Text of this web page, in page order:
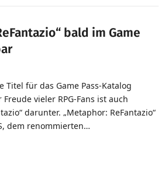
bald im Game
Titel für das Game Pass-Katalog
vieler RPG-Fans ist auch
darunter. „Metaphor: ReFantazio“
dem renommierten…